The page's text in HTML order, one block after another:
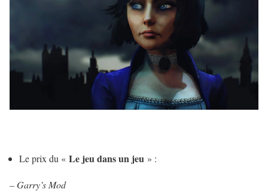
Le prix du « Le jeu dans un jeu » :
– Garry’s Mod